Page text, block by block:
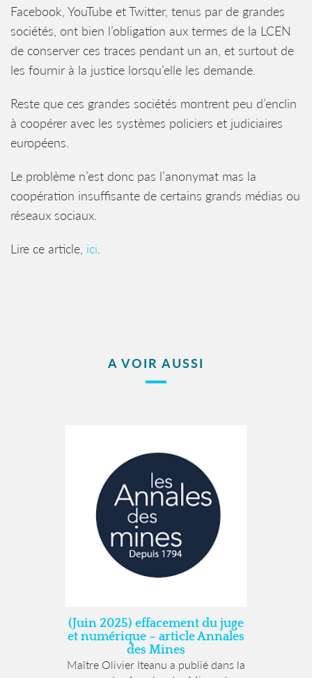
Facebook, YouTube et Twitter, tenus par de grandes
sociétés, ont bien l’obligation aux termes de la LCEN
de conserver ces traces pendant un an, et surtout de
les fournir à la justice lorsqu’elle les demande.
Reste que ces grandes sociétés montrent peu d’enclin
à coopérer avec les systèmes policiers et judiciaires
européens.
Le problème n’est donc pas l’anonymat mas la
coopération insuffisante de certains grands médias ou
réseaux sociaux.
Lire ce article, ici
A VOIR AUSSI
(Juin 2025) effacement du juge
et numérique – article Annales
des Mines
Maître Olivier Iteanu a publié dans la